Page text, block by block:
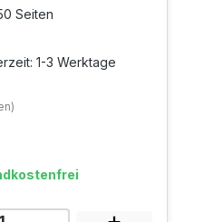
Seiten
1-3 Werktage